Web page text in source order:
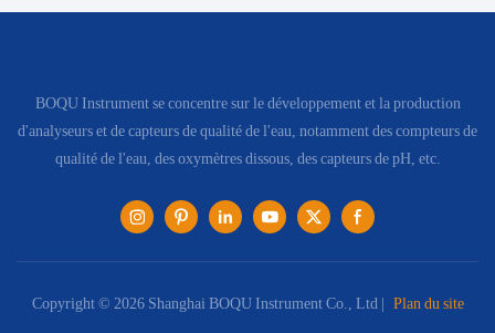
BOQU Instrument se concentre sur le développement et la production
d'analyseurs et de capteurs de qualité de l'eau, notamment des compteurs de
qualité de l'eau, des oxymètres dissous, des capteurs de pH, etc.
Copyright © 2026 Shanghai BOQU Instrument Co., Ltd | Plan du site